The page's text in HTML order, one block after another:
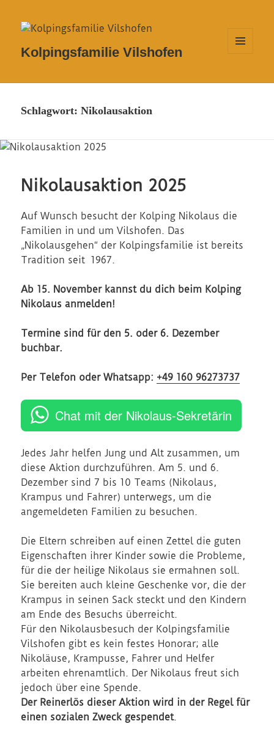
Kolpingsfamilie Vilshofen
Schlagwort:Nikolausaktion
Nikolausaktion 2025
Auf Wunsch besucht der Kolping Nikolaus die
Familien in und um Vilshofen. Das
„Nikolausgehen“ der Kolpingsfamilie ist bereits
Tradition seit 1967.
Ab 15. November kannst du dich beim Kolping
Nikolaus anmelden!
Termine sind für den 5. oder 6. Dezember
buchbar.
Per Telefon oder Whatsapp: +49 160 96273737
Chat mit der Nikolaus-Sekretärin
Jedes Jahr helfen Jung und Alt zusammen, um
diese Aktion durchzuführen. Am 5. und 6.
Dezember sind 7 bis 10 Teams (Nikolaus,
Krampus und Fahrer) unterwegs, um die
angemeldeten Familien zu besuchen.
Die Eltern schreiben auf einen Zettel die guten
Eigenschaften ihrer Kinder sowie die Probleme,
für die der heilige Nikolaus sie ermahnen soll.
Sie bereiten auch kleine Geschenke vor, die der
Krampus in seinen Sack steckt und den Kindern
am Ende des Besuchs überreicht.
Für den Nikolausbesuch der Kolpingsfamilie
Vilshofen gibt es kein festes Honorar; alle
Nikoläuse, Krampusse, Fahrer und Helfer
arbeiten ehrenamtlich. Der Nikolaus freut sich
jedoch über eine Spende.
Der Reinerlös dieser Aktion wird in der Regel für
einen sozialen Zweck gespendet.